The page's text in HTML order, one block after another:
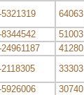
64063
51003
41280
33303
30740